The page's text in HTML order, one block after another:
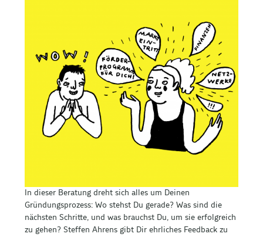
In dieser Beratung dreht sich alles um Deinen
Gründungsprozess: Wo stehst Du gerade? Was sind die
nächsten Schritte, und was brauchst Du, um sie erfolgreich
zu gehen? Steffen Ahrens gibt Dir ehrliches Feedback zu